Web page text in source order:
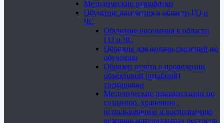
Методические разработки
Обучение населения в области ГО и
ЧС
Обучение населения в области
ГО и ЧС
Образцы для подачи сведений по
обучению
Образец отчёта о проведении
объектовой (штабной)
тренировки
Методические рекомендации по
созданию, хранению ,
использованию и восполнению
резервов материальных ресурсов